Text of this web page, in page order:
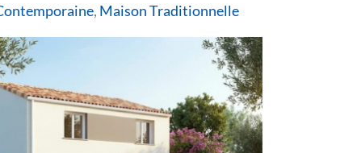
, Maison Traditionnelle